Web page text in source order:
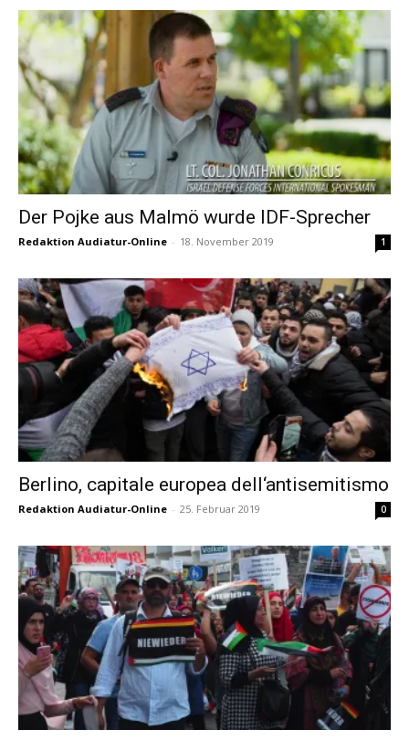
Der Pojke aus Malmö wurde IDF-Sprecher
Redaktion Audiatur-Online - 18. November 2019 1
Berlino, capitale europea dell‘antisemitismo
Redaktion Audiatur-Online - 25. Februar 2019 0